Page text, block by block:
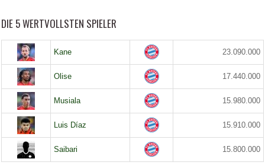
DIE 5 WERTVOLLSTEN SPIELER
Kane 23.090.000
Olise 17.440.000
Musiala 15.980.000
Luis Díaz 15.910.000
Saibari 15.800.000